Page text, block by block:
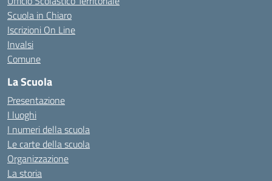
Scuola in Chiaro
Iscrizioni On Line
Invalsi
Comune
La Scuola
Presentazione
I luoghi
I numeri della scuola
Le carte della scuola
Organizzazione
La storia